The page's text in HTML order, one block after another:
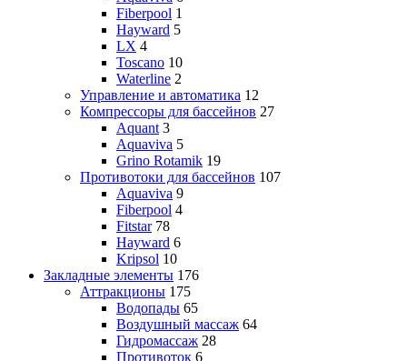
Fiberpool 1
Hayward 5
LX 4
Toscano 10
Waterline 2
Управление и автоматика 12
Компрессоры для бассейнов 27
Aquant 3
Aquaviva 5
Grino Rotamik 19
Противотоки для бассейнов 107
Aquaviva 9
Fiberpool 4
Fitstar 78
Hayward 6
Kripsol 10
Закладные элементы 176
Аттракционы 175
Водопады 65
Воздушный массаж 64
Гидромассаж 28
Противоток 6